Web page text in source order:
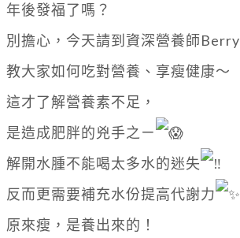
年後發福了嗎？
別擔心，今天請到資深營養師Berry
教大家如何吃對營養、享瘦健康～
這才了解營養素不足，
是造成肥胖的兇手之ㄧ
解開水腫不能喝太多水的迷失
反而更需要補充水份提高代謝力
原來瘦，是養出來的！